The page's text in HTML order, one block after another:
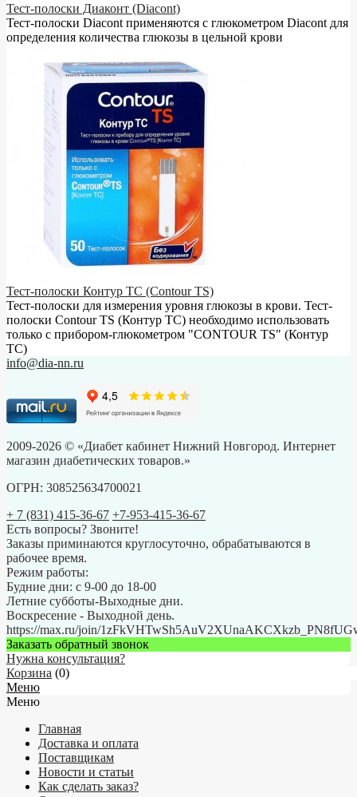
Тест-полоски Диаконт (Diacont)
Тест-полоски Diacont применяются с глюкометром Diacont для
определения количества глюкозы в цельной крови
Тест-полоски Контур ТС (Contour TS)
Тест-полоски для измерения уровня глюкозы в крови. Тест-
полоски Contour TS (Контур ТС) необходимо использовать
только с прибором-глюкометром "CONTOUR TS" (Контур
ТС)
info@dia-nn.ru
2009-2026 © «Диабет кабинет Нижний Новгород. Интернет
магазин диабетических товаров.»
ОГРН: 308525634700021
+ 7 (831) 415-36-67 +7-953-415-36-67
Есть вопросы? Звоните!
Заказы приминаются круглосуточно, обрабатываются в
рабочее время.
Режим работы:
Будние дни: с 9-00 до 18-00
Летние субботы-Выходные дни.
Воскресение - Выходной день.
https://max.ru/join/
Заказать обратный звонок
Нужна консультация?
Корзина (0)
Меню
Меню
Главная
Доставка и оплата
Поставщикам
Новости и статьи
Как сделать заказ?